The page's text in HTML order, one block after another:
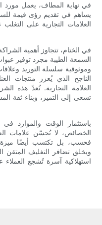
في نهاية المطاف، يعمل مورد
يساهم في تقديم رؤى قيمة
العلامات التجارية على
في الختام، تتجاوز أهمية
السمعة الطيبة مجرد توفير
وموثوقية سلسلة التوريد
الناجح الذي يُعزز منتجات
العلامة التجارية. تُعدّ هذه
تسعى إلى التميز، وبناء ثقة
باستثمار الوقت والموارد
الخصائص، لا تُحسّن علامات
فحسب، بل تكتسب أيضًا ميزة
ويخلق تضافر التغليف المتقن
استهلاكية آسرة تُشجع